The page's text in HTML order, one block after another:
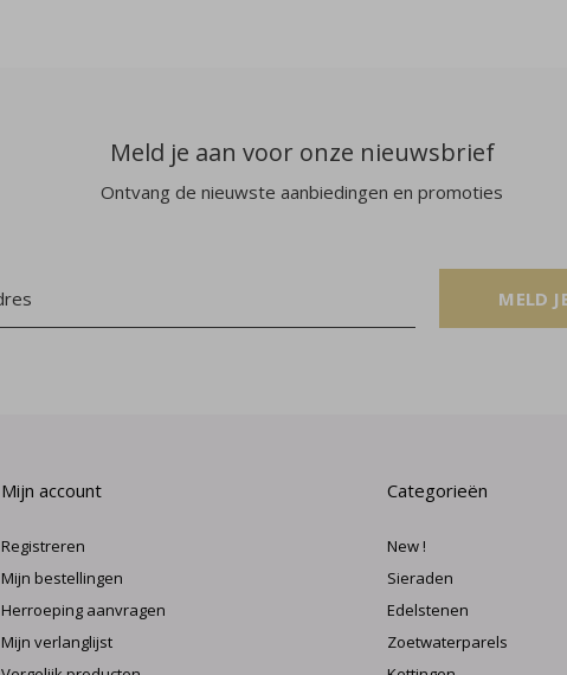
Meld je aan voor onze nieuwsbrief
Ontvang de nieuwste aanbiedingen en promoties
MELD
Mijn account
Registreren
Mijn bestellingen
Herroeping aanvragen
Mijn verlanglijst
Categorieën
New !
Sieraden
Edelstenen
Zoetwaterparels